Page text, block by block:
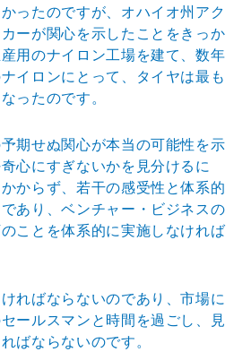
ったのですが、オハイオ州アク
ーが関心を示したことをきっか
用のナイロン工場を建て、数年
イロンにとって、タイヤは最も
ったのです。
期せぬ関心が本当の可能性を示
心にすぎないかを見分けるに
からず、若干の感受性と体系的
あり、ベンチャー・ビジネスの
のことを体系的に実施しなければ
ればならないのであり、市場に
ールスマンと時間を過ごし、見
ばならないのです。